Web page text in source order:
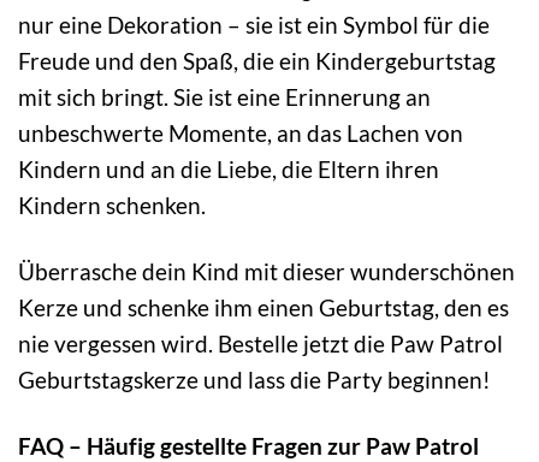
nur eine Dekoration – sie ist ein Symbol für die
Freude und den Spaß, die ein Kindergeburtstag
mit sich bringt. Sie ist eine Erinnerung an
unbeschwerte Momente, an das Lachen von
Kindern und an die Liebe, die Eltern ihren
Kindern schenken.
Überrasche dein Kind mit dieser wunderschönen
Kerze und schenke ihm einen Geburtstag, den es
nie vergessen wird. Bestelle jetzt die Paw Patrol
Geburtstagskerze und lass die Party beginnen!
FAQ – Häufig gestellte Fragen zur Paw Patrol